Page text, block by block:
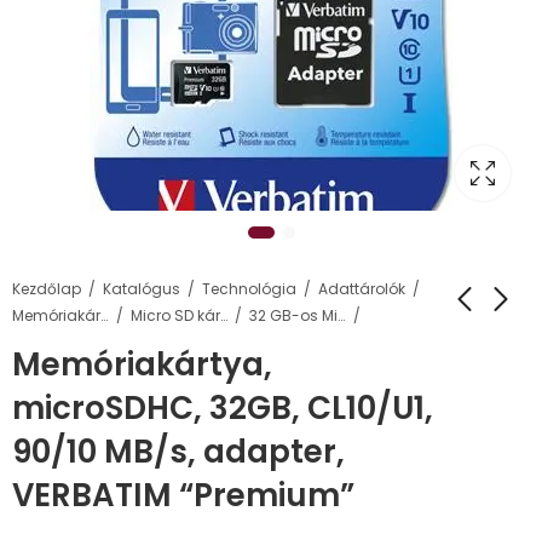
Kezdőlap Katalógus Technológia
Adattárolók
Memóriakártyák
Micro SD kártyák 32 GB-os Micro SD kártyák
Memóriakártya,
microSDHC, 32GB, CL10/U1,
90/10 MB/s, adapter,
VERBATIM “Premium”